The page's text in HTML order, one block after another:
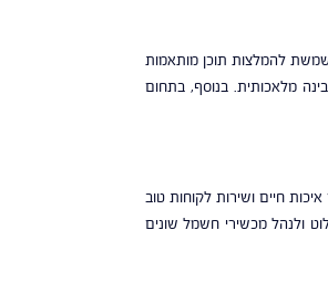
להמלצות תוכן מותאמות
מלאכותית. בנוסף, בתחום
חיים ושירות לקוחות טוב
ולנהל מכשירי חשמל שונים